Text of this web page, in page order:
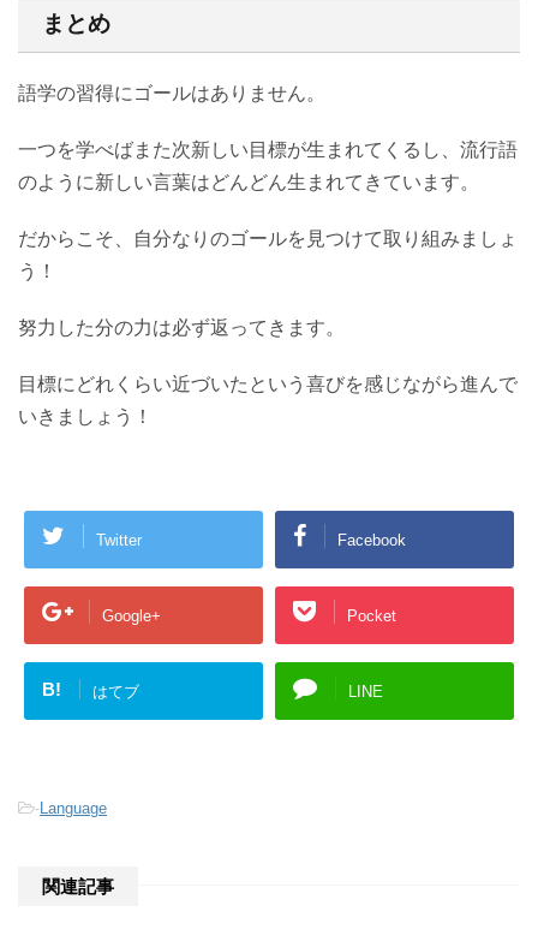
まとめ
語学の習得にゴールはありません。
一つを学べばまた次新しい目標が生まれてくるし、流行語
のように新しい言葉はどんどん生まれてきています。
だからこそ、自分なりのゴールを見つけて取り組みましょ
う！
努力した分の力は必ず返ってきます。
目標にどれくらい近づいたという喜びを感じながら進んで
いきましょう！
Twitter Facebook
Google+ Pocket
B! はてブ LINE
-Language
関連記事